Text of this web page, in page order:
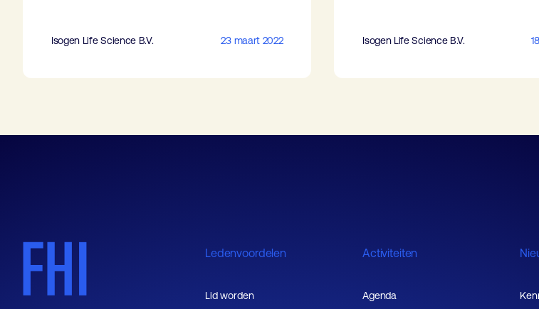
Isogen Life Science B.V. 23 maart 2022 Isogen Life Science B.V.
Ledenvoordelen
Lid worden
Activiteiten
Agenda